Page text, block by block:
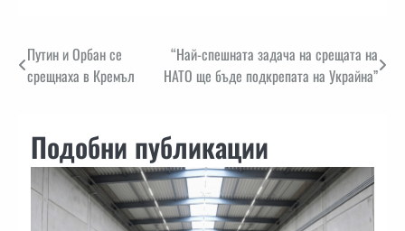
Навигация
Путин и Орбан се
срещнаха в Кремъл
“Най-спешната задача на срещата на
НАТО ще бъде подкрепата на Украйна”
Подобни публикации